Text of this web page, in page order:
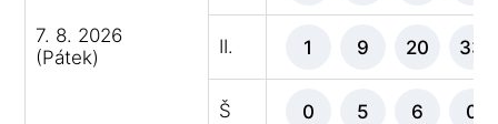
7. 8. 2026
(Pátek)
II. 1 9 20 33
Š 0 5 6 0